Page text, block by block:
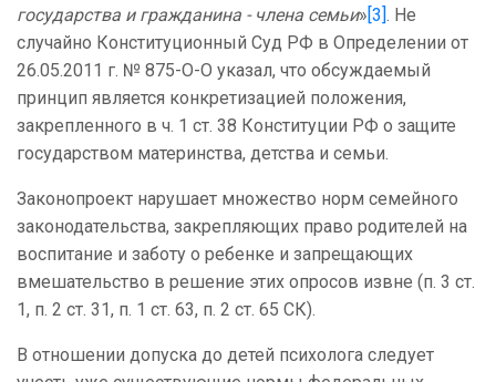
государства и гражданина - члена семьи»[3]. Не
случайно Конституционный Суд РФ в Определении от
26.05.2011 г. № 875-О-О указал, что обсуждаемый
принцип является конкретизацией положения,
закрепленного в ч. 1 ст. 38 Конституции РФ о защите
государством материнства, детства и семьи.
Законопроект нарушает множество норм семейного
законодательства, закрепляющих право родителей на
воспитание и заботу о ребенке и запрещающих
вмешательство в решение этих опросов извне (п. 3 ст.
1, п. 2 ст. 31, п. 1 ст. 63, п. 2 ст. 65 СК).
В отношении допуска до детей психолога следует